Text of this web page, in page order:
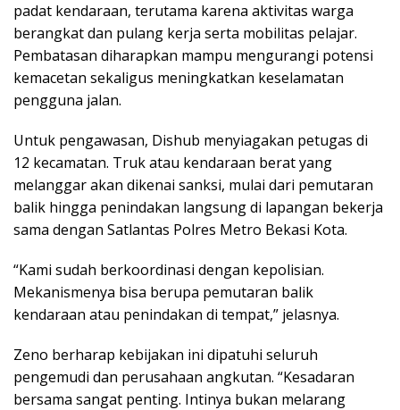
padat kendaraan, terutama karena aktivitas warga
berangkat dan pulang kerja serta mobilitas pelajar.
Pembatasan diharapkan mampu mengurangi potensi
kemacetan sekaligus meningkatkan keselamatan
pengguna jalan.
Untuk pengawasan, Dishub menyiagakan petugas di
12 kecamatan. Truk atau kendaraan berat yang
melanggar akan dikenai sanksi, mulai dari pemutaran
balik hingga penindakan langsung di lapangan bekerja
sama dengan Satlantas Polres Metro Bekasi Kota.
“Kami sudah berkoordinasi dengan kepolisian.
Mekanismenya bisa berupa pemutaran balik
kendaraan atau penindakan di tempat,” jelasnya.
Zeno berharap kebijakan ini dipatuhi seluruh
pengemudi dan perusahaan angkutan. “Kesadaran
bersama sangat penting. Intinya bukan melarang